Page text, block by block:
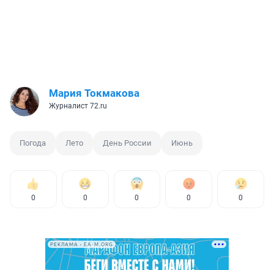
Мария Токмакова
Журналист 72.ru
Погода Лето День России Июнь
0 0 0 0 0
РЕКЛАМА • EA-M.ORG